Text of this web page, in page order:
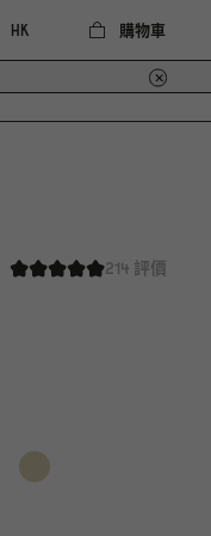
HK 購物車
214 評價